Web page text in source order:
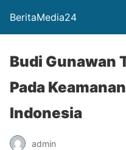
BeritaMedia24
Budi Gunawan
Pada
Indonesia
admin